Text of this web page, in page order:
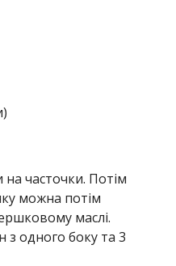
на часточки. Потім
можна потім
маслі.
з одного боку та 3